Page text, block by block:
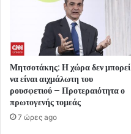
Μητσοτάκης: Η χώρα δεν μπορεί
να είναι αιχμάλωτη του
ρουσφετιού – Προτεραιότητα ο
πρωτογενής τομεάς
7 ώρες ago